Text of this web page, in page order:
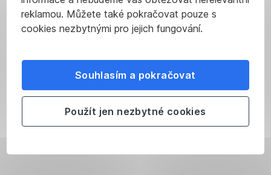
reklamou. Můžete také pokračovat pouze s
cookies nezbytnými pro jejich fungování.
Souhlasím a pokračovat
Použít jen nezbytné cookies